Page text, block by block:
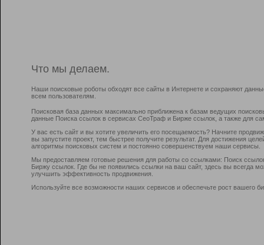
Что мы делаем.
Наши поисковые роботы обходят все сайты в Интернете и сохраняют
всем пользователям.
Поисковая база данных максимально приближена к базам ведущих
данные Поиска ссылок в сервисах СеоТраф и Бирже ссылок, а также для
У вас есть сайт и вы хотите увеличить его посещаемость? Начните
вы запустите проект, тем быстрее получите результат. Для достижения
алгоритмы поисковых систем и постоянно совершенствуем наши сервисы.
Мы предоставляем готовые решения для работы со ссылками: Поиск
Биржу ссылок. Где бы не появились ссылки на ваш сайт, здесь вы всегда
улучшить эффективность продвижения.
Используйте все возможности наших сервисов и обеспечьте рост вашего